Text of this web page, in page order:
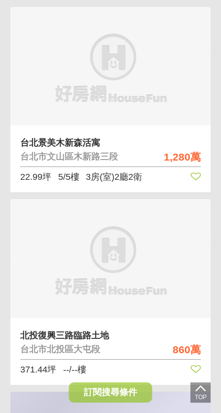
1,280萬
台北景美木新森活寓
台北市文山區木新路三段
22.99坪 5/5樓 3房(室)2廳2衛
860萬
北投復興三路臨路土地
台北市北投區大屯段
371.44坪 --/--樓
訂閱搜尋條件